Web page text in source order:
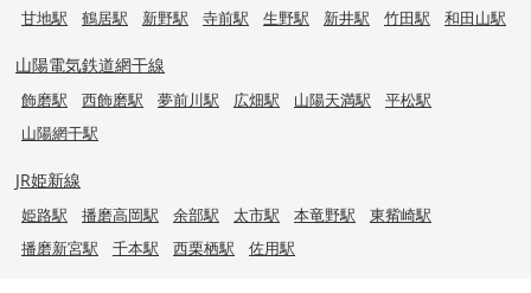
甘地駅
鶴居駅 新野駅 寺前駅 生野駅 新井駅 竹田駅 和田山駅
山陽電気鉄道網干線
飾磨駅 西飾磨駅 夢前川駅 広畑駅 山陽天満駅
平松駅
山陽網干駅
JR姫新線
姫路駅 播磨高岡駅 余部駅 太市駅 本竜野駅
東觜崎駅
播磨新宮駅
千本駅 西栗栖駅 佐用駅